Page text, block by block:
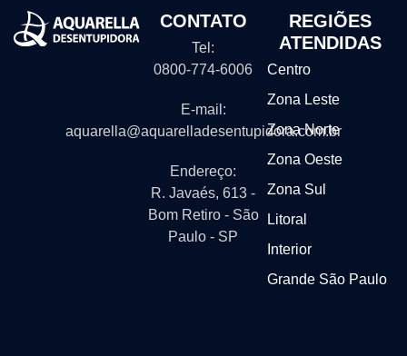
CONTATO
Tel:
0800-774-6006
E-mail:
aquarella@aquarelladesentupidora.com.br
Endereço:
R. Javaés, 613 -
Bom Retiro - São
Paulo - SP
REGIÕES
ATENDIDAS
Centro
Zona Leste
Zona Norte
Zona Oeste
Zona Sul
Litoral
Interior
Grande São Paulo